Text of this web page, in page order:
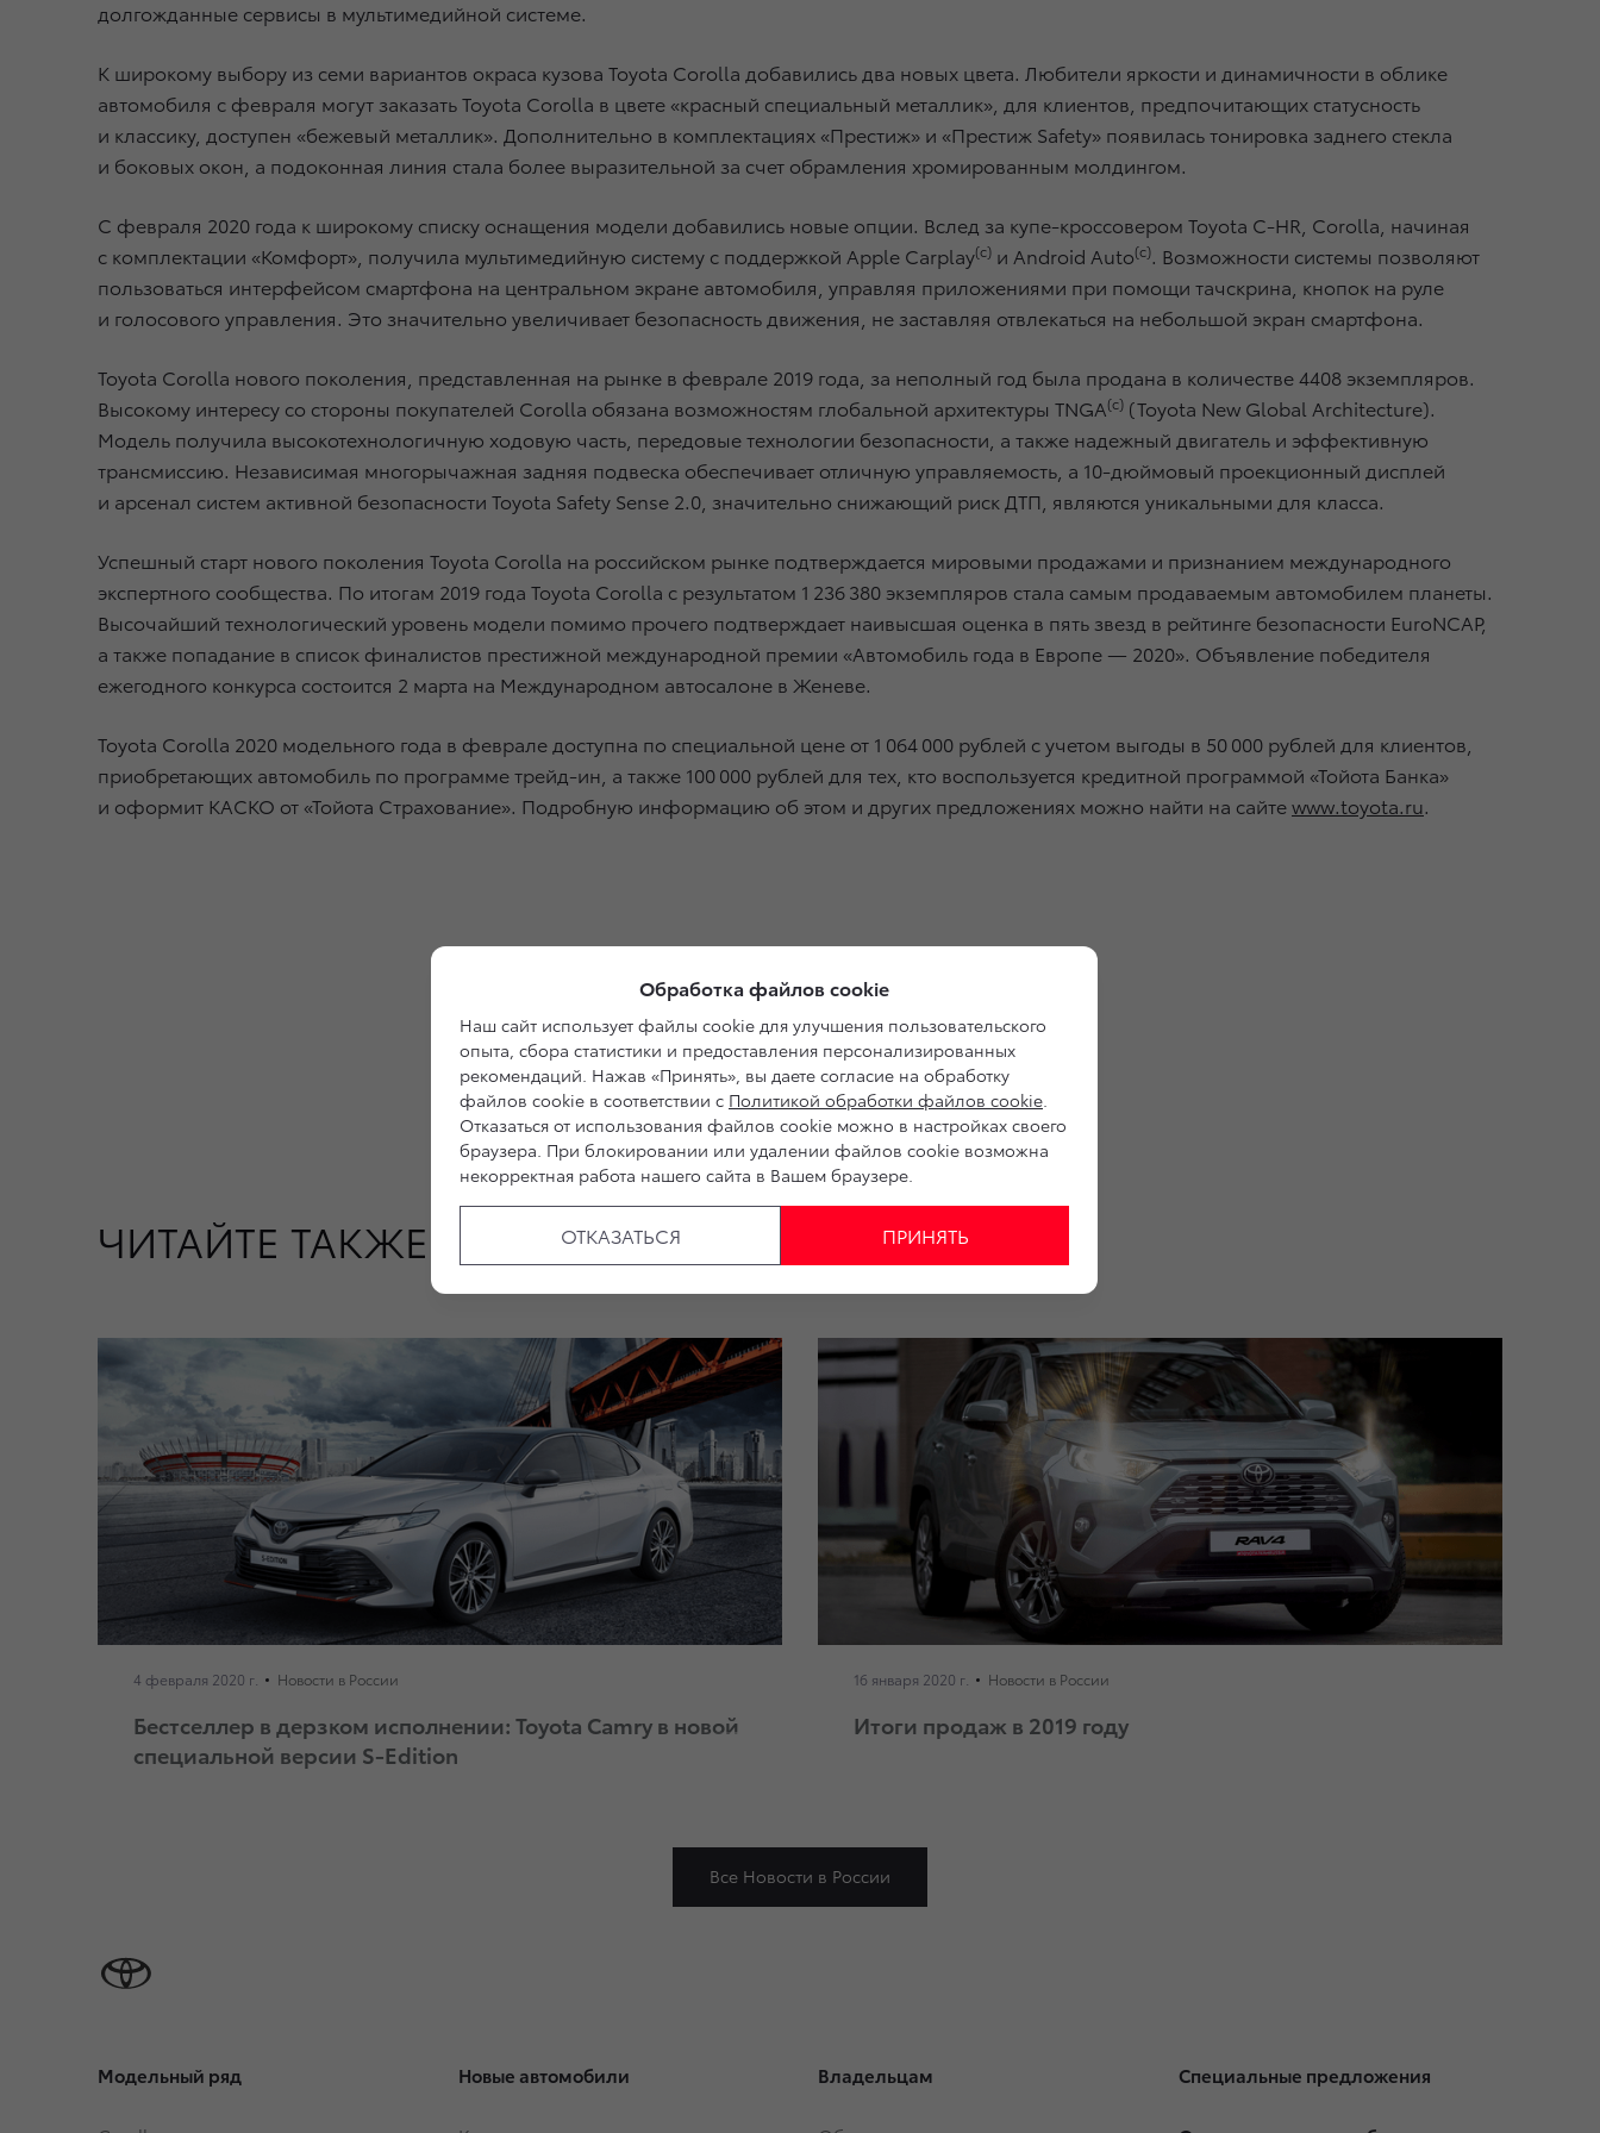
долгожданные сервисы в мультимедийной системе.
К широкому выбору из семи вариантов окраса кузова Toyota Corolla добавились два новых цвета. Любители яркости и динамичности в облике
автомобиля с февраля могут заказать Toyota Corolla в цвете «красный специальный металлик», для клиентов, предпочитающих статусность
и классику, доступен «бежевый металлик». Дополнительно в комплектациях «Престиж» и «Престиж Safety» появилась тонировка заднего стекла
и боковых окон, а подоконная линия стала более выразительной за счет обрамления хромированным молдингом.
С февраля 2020 года к широкому списку оснащения модели добавились новые опции. Вслед за купе-кроссовером Toyota C-HR, Corolla, начиная
с комплектации «Комфорт», получила мультимедийную систему с поддержкой Apple Carplay(c) и Android Auto(c). Возможности системы позволяют
пользоваться интерфейсом смартфона на центральном экране автомобиля, управляя приложениями при помощи тачскрина, кнопок на руле
и голосового управления. Это значительно увеличивает безопасность движения, не заставляя отвлекаться на небольшой экран смартфона.
Toyota Corolla нового поколения, представленная на рынке в феврале 2019 года, за неполный год была продана в количестве 4408 экземпляров.
Высокому интересу со стороны покупателей Corolla обязана возможностям глобальной архитектуры TNGA(c) (Toyota New Global Architecture).
Модель получила высокотехнологичную ходовую часть, передовые технологии безопасности, а также надежный двигатель и эффективную
трансмиссию. Независимая многорычажная задняя подвеска обеспечивает отличную управляемость, а 10-дюймовый проекционный дисплей
и арсенал систем активной безопасности Toyota Safety Sense 2.0, значительно снижающий риск ДТП, являются уникальными для класса.
Успешный старт нового поколения Toyota Corolla на российском рынке подтверждается мировыми продажами и признанием международного
экспертного сообщества. По итогам 2019 года Toyota Corolla с результатом 1 236 380 экземпляров стала самым продаваемым автомобилем планеты.
Высочайший технологический уровень модели помимо прочего подтверждает наивысшая оценка в пять звезд в рейтинге безопасности EuroNCAP,
а также попадание в список финалистов престижной международной премии «Автомобиль года в Европе — 2020». Объявление победителя
ежегодного конкурса состоится 2 марта на Международном автосалоне в Женеве.
Toyota Corolla 2020 модельного года в феврале доступна по специальной цене от 1 064 000 рублей с учетом выгоды в 50 000 рублей для клиентов,
приобретающих автомобиль по программе трейд-ин, а также 100 000 рублей для тех, кто воспользуется кредитной программой «Тойота Банка»
и оформит КАСКО от «Тойота Страхование». Подробную информацию об этом и других предложениях можно найти на сайтеwww.toyota.ru.
ЧИТАЙТЕ ТАКЖЕ
4 февраля 2020 г. Новости в России
Бестселлер в дерзком исполнении: Toyota Camry в новой
специальной версии S-Edition
16 января 2020 г. Новости в России
Итоги продаж в 2019 году
Все Новости в России
Модельный ряд Новые автомобили Владельцам Специальные предложения
Обработка файлов cookie
Наш сайт использует файлы cookie для улучшения пользовательского
опыта, сбора статистики и предоставления персонализированных
рекомендаций. Нажав «Принять», вы даете согласие на обработку
файлов cookie в соответствии с Политикой обработки файлов cookie
Отказаться от использования файлов cookie можно в настройках своего
браузера. При блокировании или удалении файлов cookie возможна
некорректная работа нашего сайта в Вашем браузере.
ОТКАЗАТЬСЯ ПРИНЯТЬ